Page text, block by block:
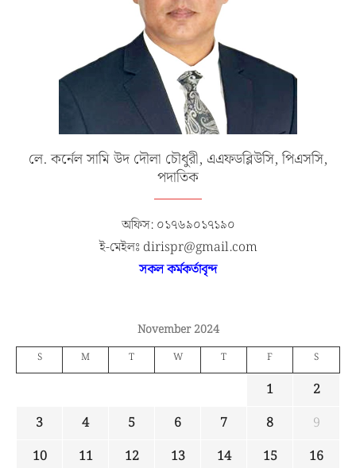
লে. কর্নেল সামি উদ দৌলা চৌধুরী, এএফডব্লিউসি, পিএসসি,
পদাতিক
অফিস: ০১৭৬৯০১৭১৯০
ই-মেইলঃ dirispr@gmail.com
সকল কর্মকর্তাবৃন্দ
November 2024
S M T W T F S
1
2
3
4 5 6 7 8
9
10
11 12 13 14 15
16